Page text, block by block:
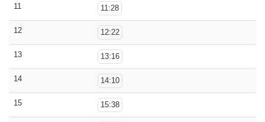
11 11:28
12 12:22
13 13:16
14 14:10
15 15:38